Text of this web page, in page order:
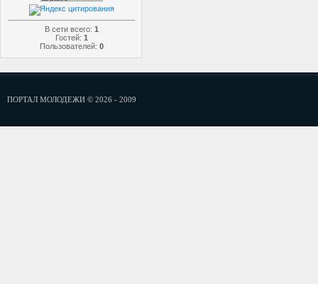
В сети всего: 1
Гостей: 1
Пользователей: 0
ПОРТАЛ МОЛОДЕЖИ © 2026 - 2009